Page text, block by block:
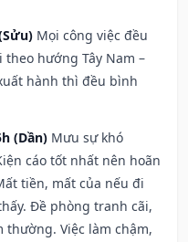
Mọi công việc đều
hướng Tây Nam –
hành thì đều bình
(Dần) Mưu sự khó
cáo tốt nhất nên hoãn
tiền, mất của nếu đi
Đề phòng tranh cãi,
Việc làm chậm,